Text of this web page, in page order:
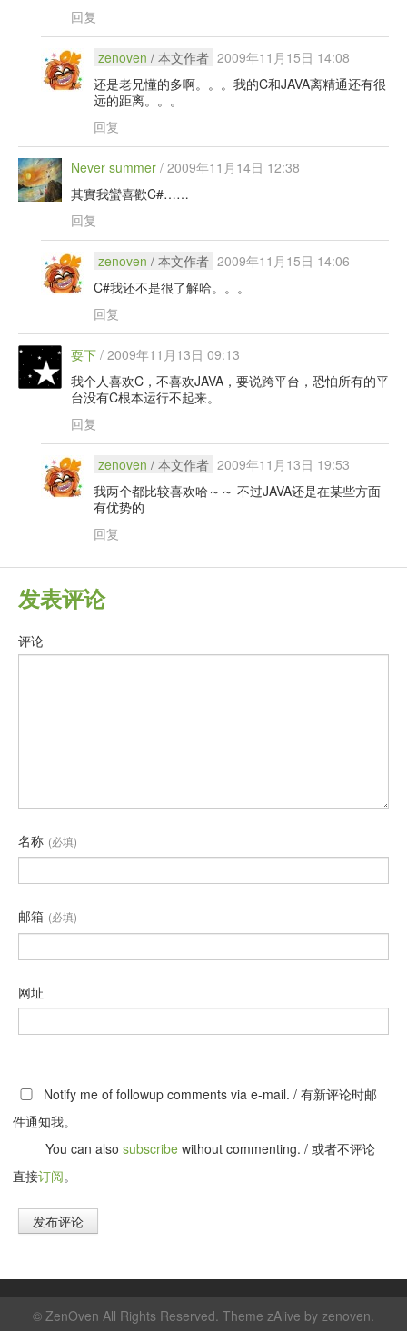
回复
zenoven / 本文作者 2009年11月15日 14:08
还是老兄懂的多啊。。。我的C和JAVA离精通还有很
远的距离。。。
回复
Never summer / 2009年11月14日 12:38
其實我蠻喜歡C#……
回复
zenoven / 本文作者 2009年11月15日 14:06
C#我还不是很了解哈。。。
回复
耍下 / 2009年11月13日 09:13
我个人喜欢C，不喜欢JAVA，要说跨平台，恐怕所有的平
台没有C根本运行不起来。
回复
zenoven / 本文作者 2009年11月13日 19:53
我两个都比较喜欢哈～～ 不过JAVA还是在某些方面
有优势的
回复
发表评论
评论
名称 (必填)
邮箱 (必填)
网址
Notify me of followup comments via e-mail. / 有新评论时邮
件通知我。
You can also subscribe without commenting. / 或者不评论
直接订阅。
© ZenOven All Rights Reserved. Theme zAlive by zenoven